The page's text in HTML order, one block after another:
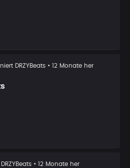
DRZYBeats • 12 Monate her
DRZYBeats • 12 Monate her